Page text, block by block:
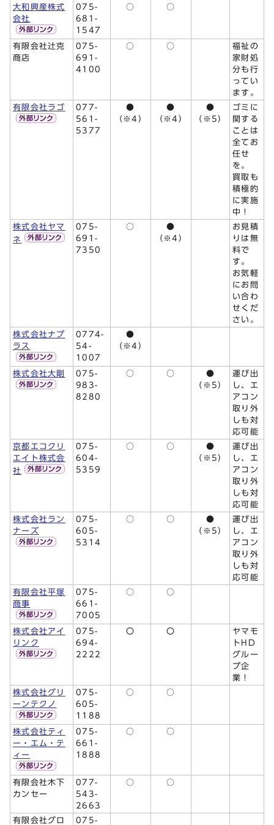
大和興産株式
会社
075-
681-
1547
○ ○
有限会社辻󠄀克
商店
075-
691-
4100
○ ○
福祉の
家財処
分も行
ってい
ます。
有限会社ラゴ
077-
561-
5377
●
（※4）
●
（※4）
●
（※5）
ゴミに
関する
ことは
全てお
任せ
を。
買取も
積極的
に実施
中！
株式会社ヤマ
ネ
075-
691-
7350
○
●
（※4）
お見積
りは無
料で
す。
お気軽
にお問
い合わ
せくだ
さい。
株式会社ナプ
ラス
0774-
54-
1007
●
（※4）
株式会社大剛
075-
983-
8280
○ ○
●
（※5）
運び出
し、エ
アコン
取り外
しも対
応可能
京都エコクリ
エイト株式会
社
075-
604-
5359
○ ○
●
（※5）
運び出
し、エ
アコン
取り外
しも対
応可能
株式会社ラン
ナーズ
075-
605-
5314
○ ○
●
（※5）
運び出
し、エ
アコン
取り外
しも対
応可能
有限会社平塚
商事
075-
661-
7005
○ ○
株式会社アイ
リンク
075-
694-
2222
〇 〇
ヤマモ
トHD
グルー
プ企
業！
株式会社グリ
ーンテクノ
075-
605-
1188
○ ○
株式会社ティ
ー・エム・テ
ィー
075-
661-
1888
○ ○
有限会社木下
カンセー
077-
543-
2663
○ ○
有限会社グロ
075-